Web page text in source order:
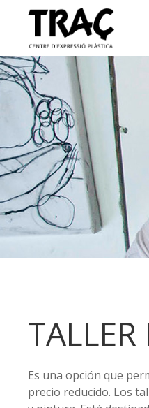
Es una opción que
precio reducido. Los